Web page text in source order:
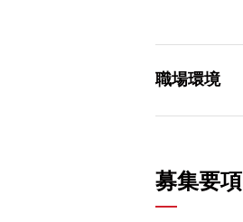
職場環境
募集要項